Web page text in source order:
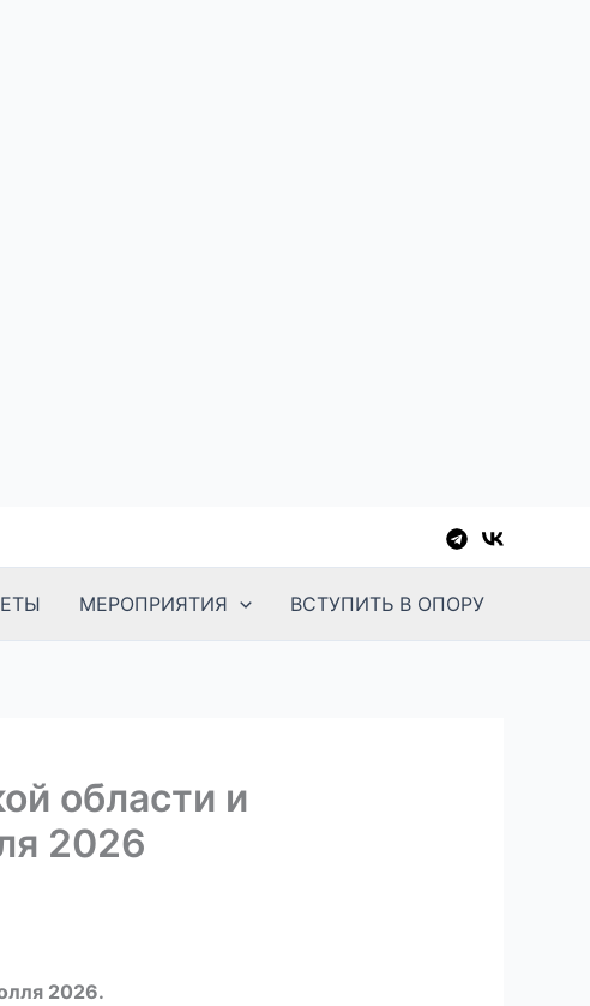
МЕРОПРИЯТИЯ ВСТУПИТЬ В ОПОРУ
области и
2026
2026.